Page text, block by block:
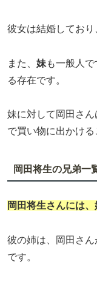
彼女は結婚しており
また、 妹も一般人
る存在です。
妹に対して岡田さ
で買い物に出かける
岡田将生の兄弟一
岡田将生さんには、
彼の姉は、岡田さ
です。